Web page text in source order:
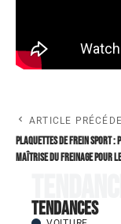
ARTICLE
Plaquettes de frein sport :
maîtrise du freinage pour
Tendances